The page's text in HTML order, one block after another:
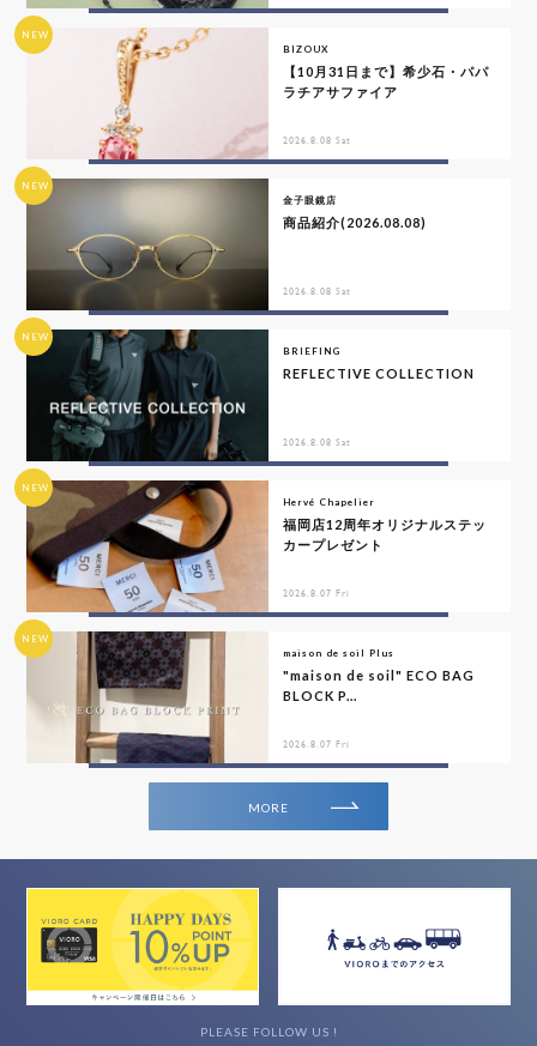
NEW
BIZOUX
【10月31日まで】希少石・パパ
ラチアサファイア
2026.8.08 Sat
NEW
金子眼鏡店
商品紹介(2026.08.08)
2026.8.08 Sat
NEW
BRIEFING
REFLECTIVE COLLECTION
2026.8.08 Sat
NEW
Hervé Chapelier
福岡店12周年オリジナルステッ
カープレゼント
2026.8.07 Fri
NEW
maison de soil Plus
"maison de soil" ECO BAG
BLOCK P...
2026.8.07 Fri
MORE
PLEASE FOLLOW US !